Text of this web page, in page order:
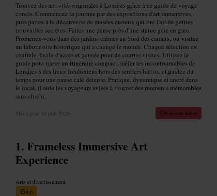
Trouvez des activités originales à Londres grâce à ce guide de voyage
concis. Commencez la journée par des expositions d'art immersives,
puis partez à la découverte de musées curieux qui ont l'air de petites
trouvailles secrètes. Faites une pause près d'une statue gaie en gare.
Promenez-vous dans des jardins calmes au bord des canaux, ou visitez
un laboratoire historique qui a changé le monde. Chaque sélection est
centrale, facile d'accès et pensée pour de courtes visites. Utilisez le
guide pour tracer un itinéraire compact, mêler les incontournables de
Londres à des lieux londoniens hors des sentiers battus, et gardez du
temps pour une pause café détente. Pratique, dynamique et ancré dans
le local, il aide les voyageurs avisés à trouver des moments mémorables
sans chichi.
Mis à jour 10 juin 2026 6 min de lecture
Frameless Immersive Art
Experience
Arts et divertissement
4,6